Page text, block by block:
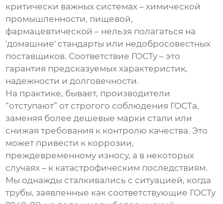
критически важных системах – химической
промышленности, пищевой,
фармацевтической – нельзя полагаться на
'домашние' стандарты или недобросовестных
поставщиков. Соответствие ГОСТу – это
гарантия предсказуемых характеристик,
надежности и долговечности.
На практике, бывает, производители
“отступают” от строгого соблюдения ГОСТа,
заменяя более дешевые марки стали или
снижая требования к контролю качества. Это
может привести к коррозии,
преждевременному износу, а в некоторых
случаях – к катастрофическим последствиям.
Мы однажды сталкивались с ситуацией, когда
трубы, заявленные как соответствующие ГОСТу